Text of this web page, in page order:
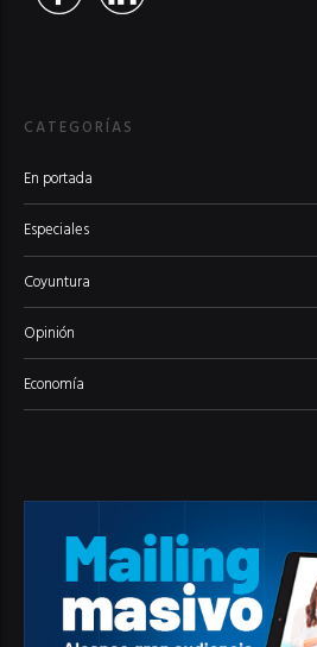
CATEGORÍAS
En portada
Especiales
Coyuntura
Opinión
Economía